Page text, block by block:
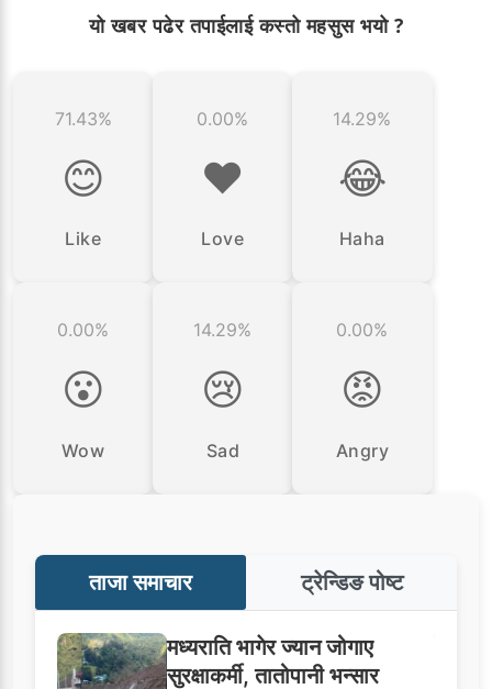
यो खबर पढेर तपाईलाई कस्तो महसुस भयो ?
71.43%
😊
Like
0.00%
❤️
Love
14.29%
😂
Haha
0.00%
😮
Wow
14.29%
😢
Sad
0.00%
😡
Angry
ताजा समाचार ट्रेन्डिङ पोष्ट
मध्यराति भागेर ज्यान जोगाए
सुरक्षाकर्मी, तातोपानी भन्सार